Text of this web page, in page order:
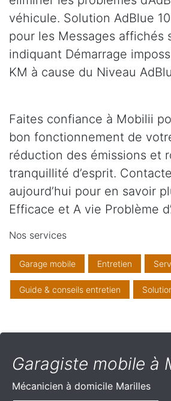
véhicule. Solution AdBlue
pour les Messages affichés
indiquant Démarrage
KM à cause du Niveau
Faites confiance à Mobilii
bon fonctionnement de
réduction des émissions et
tranquillité d’esprit.
aujourd’hui pour en savoir
Efficace et A vie Problème
Nos services
Garage mobile Entretien
Guide & conseils entretien
Garagiste mobile à
Mécanicien à domicile Marilles